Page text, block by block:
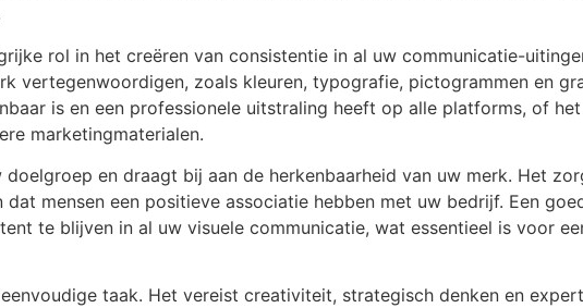
rol in het creëren van consistentie in al uw communicatie-
vertegenwoordigen, zoals kleuren, typografie, pictogrammen en
is en een professionele uitstraling heeft op alle platforms, of
marketingmaterialen.
en draagt bij aan de herkenbaarheid van uw merk. Het
mensen een positieve associatie hebben met uw bedrijf. Een
te blijven in al uw visuele communicatie, wat essentieel is voor
taak. Het vereist creativiteit, strategisch denken en